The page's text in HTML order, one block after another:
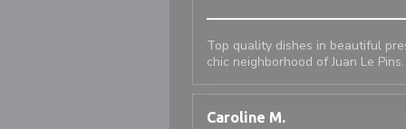
Top quality dishes in beautiful
chic neighborhood of Juan Le
Caroline M